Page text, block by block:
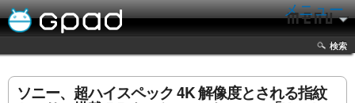
メニュー
検索
ソニー、超ハイスペック 4K 解像度とされる指紋